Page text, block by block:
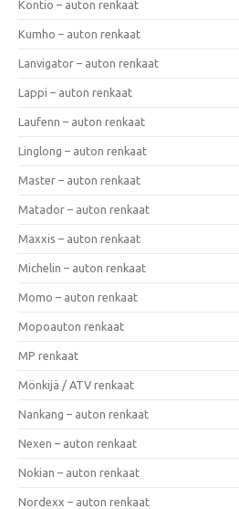
Kontio – auton renkaat
Kumho – auton renkaat
Lanvigator – auton renkaat
Lappi – auton renkaat
Laufenn – auton renkaat
Linglong – auton renkaat
Master – auton renkaat
Matador – auton renkaat
Maxxis – auton renkaat
Michelin – auton renkaat
Momo – auton renkaat
Mopoauton renkaat
MP renkaat
Mönkijä / ATV renkaat
Nankang – auton renkaat
Nexen – auton renkaat
Nokian – auton renkaat
Nordexx – auton renkaat